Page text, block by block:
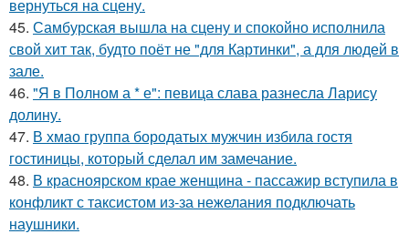
вернуться на сцену.
45. Самбурская вышла на сцену и спокойно исполнила
свой хит так, будто поёт не "для Картинки", а для людей в
зале.
46. "Я в Полном а * е": певица слава разнесла Ларису
долину.
47. В хмао группа бородатых мужчин избила гостя
гостиницы, который сделал им замечание.
48. В красноярском крае женщина - пассажир вступила в
конфликт с таксистом из-за нежелания подключать
наушники.